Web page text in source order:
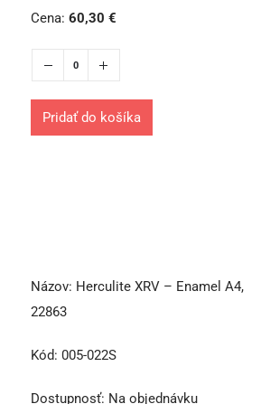
Cena: 60,30 €
Pridať do košíka
Názov: Herculite XRV – Enamel A4,
22863
Kód: 005-022S
Dostupnosť: Na objednávku